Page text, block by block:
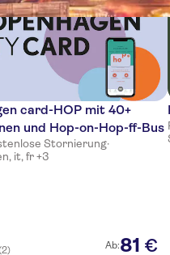
card-HOP mit 40+
und Hop-on-Hop-ff-Bus
Stornierung·
it, fr +3
(2) Ab:81 €